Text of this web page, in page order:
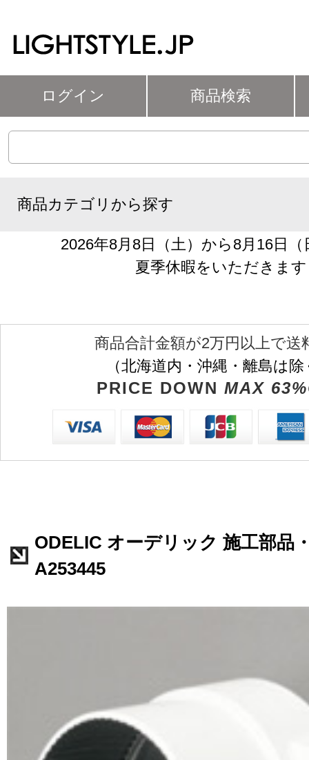
ログイン 商品検索
商品カテゴリから探す
2026年8月8日（土）から8月16日
夏季休暇をいただきます
商品合計金額が2万円以上で送
（北海道内・沖縄・離島は
PRICE DOWN MAX
ODELIC オーデリック 施工部品
A253445